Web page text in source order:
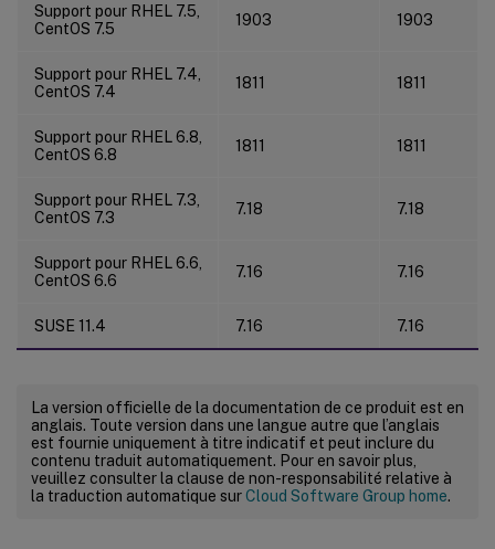
Support pour RHEL 7.5,
CentOS 7.5
1903 1903
Support pour RHEL 7.4,
CentOS 7.4
1811 1811
Support pour RHEL 6.8,
CentOS 6.8
1811 1811
Support pour RHEL 7.3,
CentOS 7.3
7.18 7.18
Support pour RHEL 6.6,
CentOS 6.6
7.16 7.16
SUSE 11.4 7.16 7.16
La version officielle de la documentation de ce produit est en
anglais. Toute version dans une langue autre que l’anglais
est fournie uniquement à titre indicatif et peut inclure du
contenu traduit automatiquement. Pour en savoir plus,
veuillez consulter la clause de non-responsabilité relative à
la traduction automatique surCloud Software Group home.